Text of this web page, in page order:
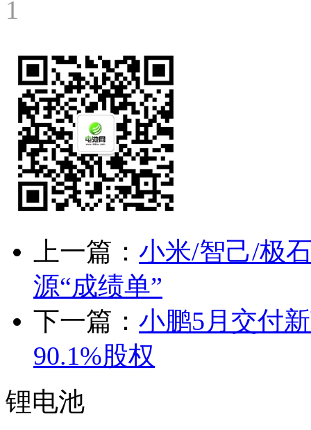
1
上一篇： 小米/智己/极
源“成绩单”
下一篇： 小鹏5月交付
90.1%股权
锂电池